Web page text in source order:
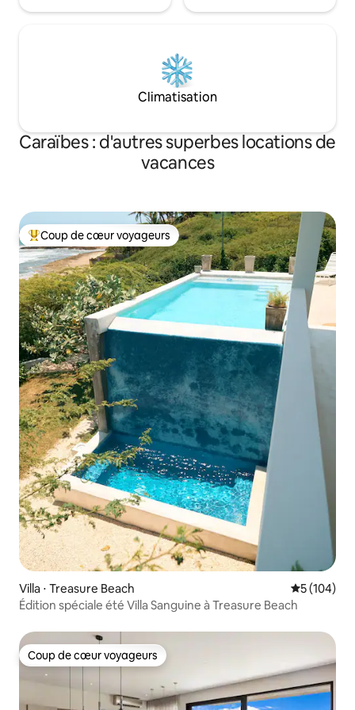
Climatisation
Caraïbes : d'autres superbes locations de
vacances
Coups de cœur voyageurs les plus appréciés
Coup de cœur voyageurs
Villa ⋅ Treasure Beach Évaluation
5 (104)
Édition spéciale été Villa Sanguine à Treasure Beach
Coup de cœur voyageurs
Coup de cœur voyageurs